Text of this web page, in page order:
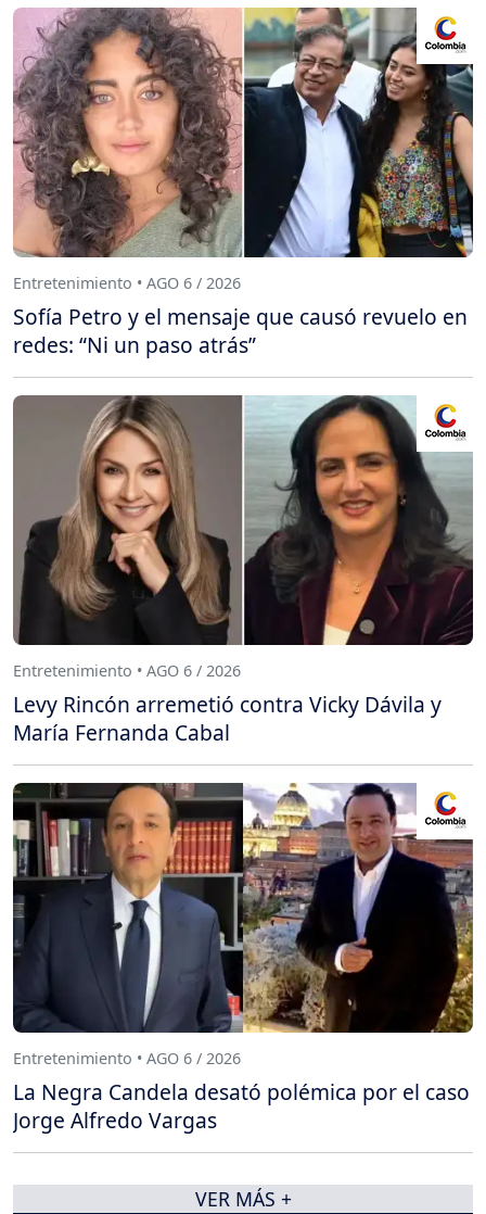
Entretenimiento • AGO 6 / 2026
Sofía Petro y el mensaje que causó revuelo en
redes: “Ni un paso atrás”
Entretenimiento • AGO 6 / 2026
Levy Rincón arremetió contra Vicky Dávila y
María Fernanda Cabal
Entretenimiento • AGO 6 / 2026
La Negra Candela desató polémica por el caso
Jorge Alfredo Vargas
VER MÁS +